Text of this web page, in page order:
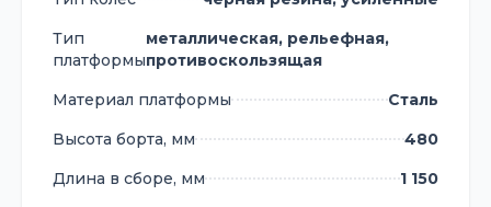
Тип
платформы
металлическая, рельефная,
противоскользящая
Материал платформы
Сталь
Высота борта, мм
480
Длина в сборе, мм
1 150